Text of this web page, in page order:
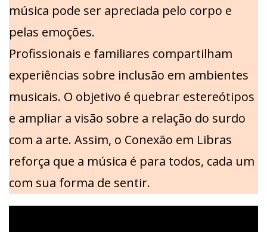
música pode ser apreciada pelo corpo e
pelas emoções.
Profissionais e familiares compartilham
experiências sobre inclusão em ambientes
musicais. O objetivo é quebrar estereótipos
e ampliar a visão sobre a relação do surdo
com a arte. Assim, o Conexão em Libras
reforça que a música é para todos, cada um
com sua forma de sentir.